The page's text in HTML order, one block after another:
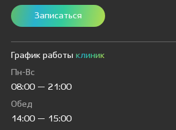
Записаться
График работы клиник
Пн-Вс
08:00 — 21:00
Обед
14:00 — 15:00